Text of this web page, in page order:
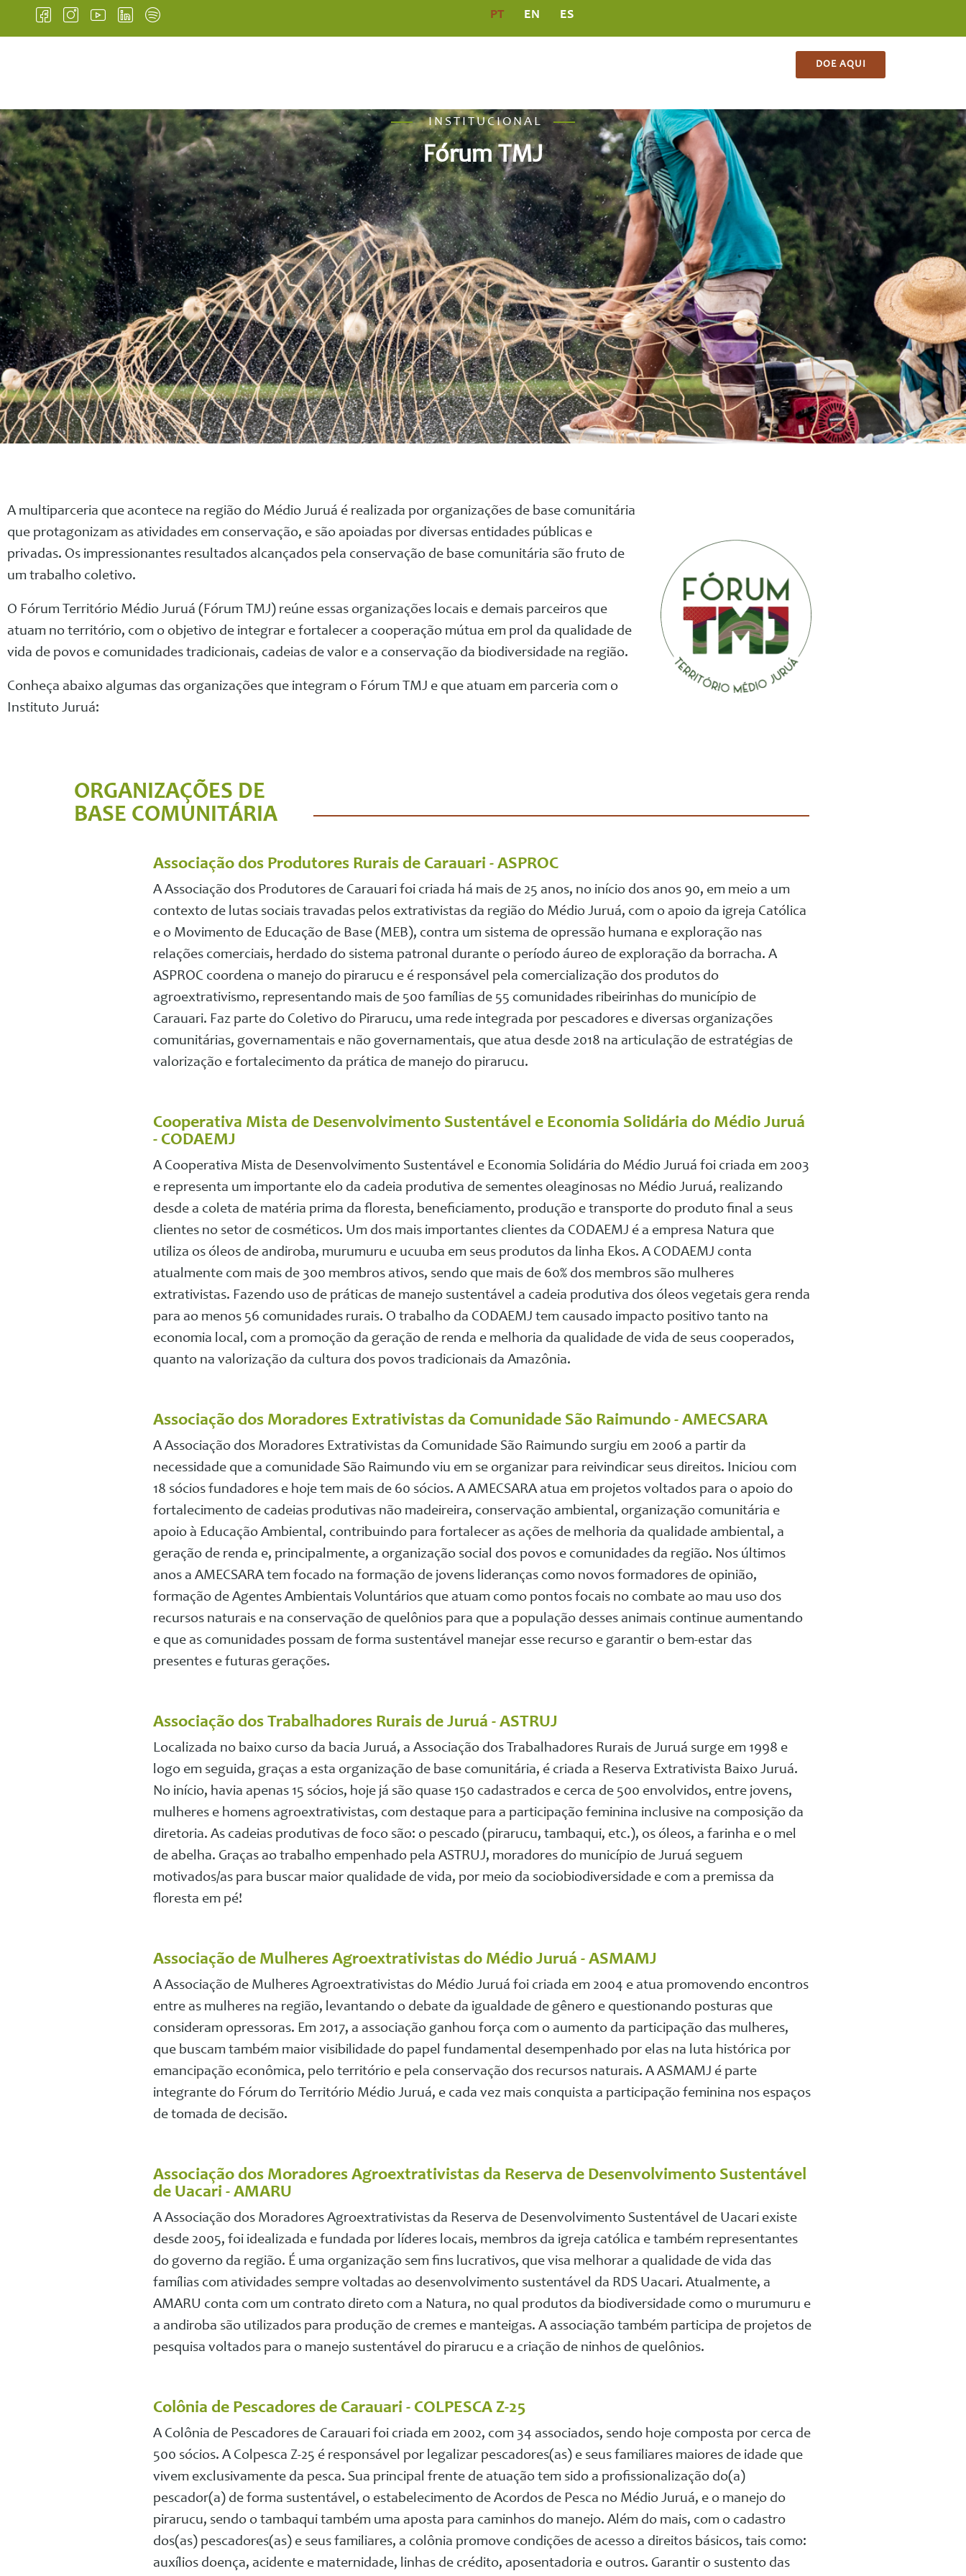
PT EN ES
DOE AQUI
INSTITUCIONAL
Fórum TMJ
A multiparceria que acontece na região do Médio Juruá é realizada por organizações de base comunitária
que protagonizam as atividades em conservação, e são apoiadas por diversas entidades públicas e
privadas. Os impressionantes resultados alcançados pela conservação de base comunitária são fruto de
um trabalho coletivo.
O Fórum Território Médio Juruá (Fórum TMJ) reúne essas organizações locais e demais parceiros que
atuam no território, com o objetivo de integrar e fortalecer a cooperação mútua em prol da qualidade de
vida de povos e comunidades tradicionais, cadeias de valor e a conservação da biodiversidade na região.
Conheça abaixo algumas das organizações que integram o Fórum TMJ e que atuam em parceria com o
Instituto Juruá:
ORGANIZAÇÕES DE
BASE COMUNITÁRIA
Associação dos Produtores Rurais de Carauari - ASPROC
A Associação dos Produtores de Carauari foi criada há mais de 25 anos, no início dos anos 90, em meio a um
contexto de lutas sociais travadas pelos extrativistas da região do Médio Juruá, com o apoio da igreja Católica
e o Movimento de Educação de Base (MEB), contra um sistema de opressão humana e exploração nas
relações comerciais, herdado do sistema patronal durante o período áureo de exploração da borracha. A
ASPROC coordena o manejo do pirarucu e é responsável pela comercialização dos produtos do
agroextrativismo, representando mais de 500 famílias de 55 comunidades ribeirinhas do município de
Carauari. Faz parte do Coletivo do Pirarucu, uma rede integrada por pescadores e diversas organizações
comunitárias, governamentais e não governamentais, que atua desde 2018 na articulação de estratégias de
valorização e fortalecimento da prática de manejo do pirarucu.
Cooperativa Mista de Desenvolvimento Sustentável e Economia Solidária do Médio Juruá
- CODAEMJ
A Cooperativa Mista de Desenvolvimento Sustentável e Economia Solidária do Médio Juruá foi criada em 2003
e representa um importante elo da cadeia produtiva de sementes oleaginosas no Médio Juruá, realizando
desde a coleta de matéria prima da floresta, beneficiamento, produção e transporte do produto final a seus
clientes no setor de cosméticos. Um dos mais importantes clientes da CODAEMJ é a empresa Natura que
utiliza os óleos de andiroba, murumuru e ucuuba em seus produtos da linha Ekos. A CODAEMJ conta
atualmente com mais de 300 membros ativos, sendo que mais de 60% dos membros são mulheres
extrativistas. Fazendo uso de práticas de manejo sustentável a cadeia produtiva dos óleos vegetais gera renda
para ao menos 56 comunidades rurais. O trabalho da CODAEMJ tem causado impacto positivo tanto na
economia local, com a promoção da geração de renda e melhoria da qualidade de vida de seus cooperados,
quanto na valorização da cultura dos povos tradicionais da Amazônia.
Associação dos Moradores Extrativistas da Comunidade São Raimundo - AMECSARA
A Associação dos Moradores Extrativistas da Comunidade São Raimundo surgiu em 2006 a partir da
necessidade que a comunidade São Raimundo viu em se organizar para reivindicar seus direitos. Iniciou com
18 sócios fundadores e hoje tem mais de 60 sócios. A AMECSARA atua em projetos voltados para o apoio do
fortalecimento de cadeias produtivas não madeireira, conservação ambiental, organização comunitária e
apoio à Educação Ambiental, contribuindo para fortalecer as ações de melhoria da qualidade ambiental, a
geração de renda e, principalmente, a organização social dos povos e comunidades da região. Nos últimos
anos a AMECSARA tem focado na formação de jovens lideranças como novos formadores de opinião,
formação de Agentes Ambientais Voluntários que atuam como pontos focais no combate ao mau uso dos
recursos naturais e na conservação de quelônios para que a população desses animais continue aumentando
e que as comunidades possam de forma sustentável manejar esse recurso e garantir o bem-estar das
presentes e futuras gerações.
Associação dos Trabalhadores Rurais de Juruá - ASTRUJ
Localizada no baixo curso da bacia Juruá, a Associação dos Trabalhadores Rurais de Juruá surge em 1998 e
logo em seguida, graças a esta organização de base comunitária, é criada a Reserva Extrativista Baixo Juruá.
No início, havia apenas 15 sócios, hoje já são quase 150 cadastrados e cerca de 500 envolvidos, entre jovens,
mulheres e homens agroextrativistas, com destaque para a participação feminina inclusive na composição da
diretoria. As cadeias produtivas de foco são: o pescado (pirarucu, tambaqui, etc.), os óleos, a farinha e o mel
de abelha. Graças ao trabalho empenhado pela ASTRUJ, moradores do município de Juruá seguem
motivados/as para buscar maior qualidade de vida, por meio da sociobiodiversidade e com a premissa da
floresta em pé!
Associação de Mulheres Agroextrativistas do Médio Juruá - ASMAMJ
A Associação de Mulheres Agroextrativistas do Médio Juruá foi criada em 2004 e atua promovendo encontros
entre as mulheres na região, levantando o debate da igualdade de gênero e questionando posturas que
consideram opressoras. Em 2017, a associação ganhou força com o aumento da participação das mulheres,
que buscam também maior visibilidade do papel fundamental desempenhado por elas na luta histórica por
emancipação econômica, pelo território e pela conservação dos recursos naturais. A ASMAMJ é parte
integrante do Fórum do Território Médio Juruá, e cada vez mais conquista a participação feminina nos espaços
de tomada de decisão.
Associação dos Moradores Agroextrativistas da Reserva de Desenvolvimento Sustentável
de Uacari - AMARU
A Associação dos Moradores Agroextrativistas da Reserva de Desenvolvimento Sustentável de Uacari existe
desde 2005, foi idealizada e fundada por líderes locais, membros da igreja católica e também representantes
do governo da região. É uma organização sem fins lucrativos, que visa melhorar a qualidade de vida das
famílias com atividades sempre voltadas ao desenvolvimento sustentável da RDS Uacari. Atualmente, a
AMARU conta com um contrato direto com a Natura, no qual produtos da biodiversidade como o murumuru e
a andiroba são utilizados para produção de cremes e manteigas. A associação também participa de projetos de
pesquisa voltados para o manejo sustentável do pirarucu e a criação de ninhos de quelônios.
Colônia de Pescadores de Carauari - COLPESCA Z-25
A Colônia de Pescadores de Carauari foi criada em 2002, com 34 associados, sendo hoje composta por cerca de
500 sócios. A Colpesca Z-25 é responsável por legalizar pescadores(as) e seus familiares maiores de idade que
vivem exclusivamente da pesca. Sua principal frente de atuação tem sido a profissionalização do(a)
pescador(a) de forma sustentável, o estabelecimento de Acordos de Pesca no Médio Juruá, e o manejo do
pirarucu, sendo o tambaqui também uma aposta para caminhos do manejo. Além do mais, com o cadastro
dos(as) pescadores(as) e seus familiares, a colônia promove condições de acesso a direitos básicos, tais como:
auxílios doença, acidente e maternidade, linhas de crédito, aposentadoria e outros. Garantir o sustento das